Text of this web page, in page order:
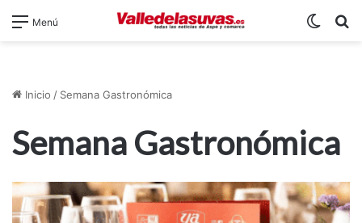
Menú
Inicio / Semana Gastronómica
Semana Gastronómica